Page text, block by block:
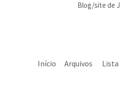
Blog/site de
Início Arquivos Lista